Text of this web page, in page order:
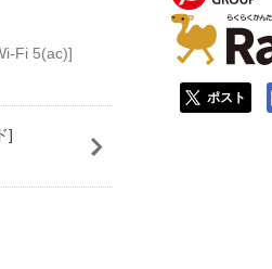
Fi 5(ac)]
]
ポスト